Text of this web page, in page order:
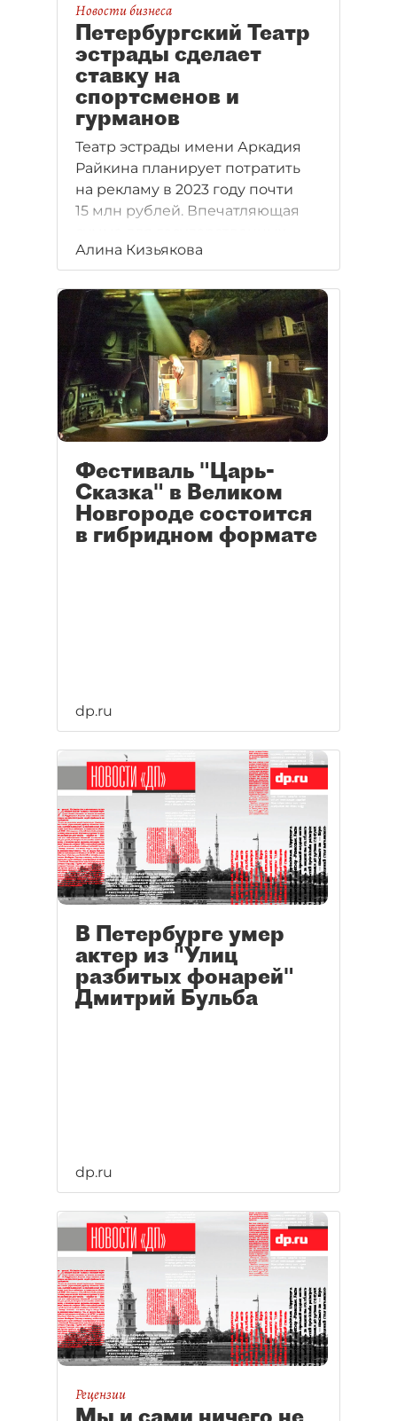
Новости бизнеса
Петербургский Театр
эстрады сделает
ставку на
спортсменов и
гурманов
Театр эстрады имени Аркадия
Райкина планирует потратить
на рекламу в 2023 году почти
15 млн рублей. Впечатляющая
театров.
Алина Кизьякова
Фестиваль "Царь-
Сказка" в Великом
Новгороде состоится
в гибридном формате
dp.ru
В Петербурге умер
актер из "Улиц
разбитых фонарей"
Дмитрий Бульба
dp.ru
Рецензии